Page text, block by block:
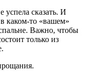
успела сказать. И
каком-то «вашем»
Важно, чтобы
только из